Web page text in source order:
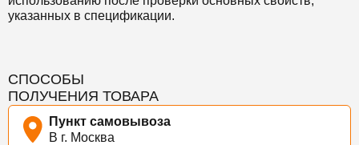
указанных в спецификации.
СПОСОБЫ
ПОЛУЧЕНИЯ ТОВАРА
Пункт самовывоза
В г. Москва